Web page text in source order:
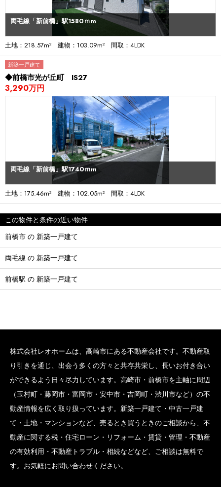
両毛線「新前橋」駅1580ｍm
土地：218.57m² 建物：103.09m² 間取：4LDK
新築一戸建て
◆前橋市光が丘町 IS27
3,290万円
両毛線「新前橋」駅1740ｍm
土地：175.46m² 建物：102.05m² 間取：4LDK
この物件と条件の近い物件
前橋市 の 新築一戸建て
両毛線 の 新築一戸建て
前橋駅 の 新築一戸建て
株式会社レオホームは、高崎市にある不動産会社です。不動産取
り引きを通じ、出会う多くの方々と共存共栄し、長いお付き合い
ができるよう日々尽力しています。高崎市・前橋市を主軸に周辺
（玉村町・藤岡市・富岡市・安中市・吉岡町・渋川市など）の不
動産情報を広く取り扱っています。新築一戸建て・中古一戸建
て・土地・マンションなど、売るとき買うときのご相談から、不
動産に関する税・住宅ローン・リフォーム・賃貸・管理・不動産
の有効利用・不動産トラブル・相続などなど、ご相談は無料で
す。お気軽にお問い合わせください。